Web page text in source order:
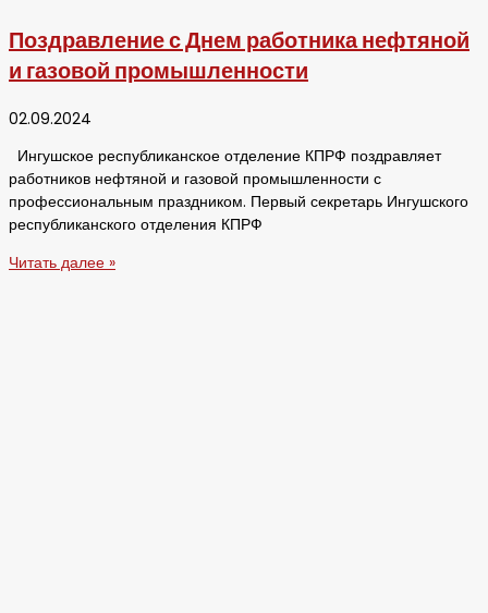
Поздравление с Днем работника нефтяной
и газовой промышленности
02.09.2024
Ингушское республиканское отделение КПРФ поздравляет
работников нефтяной и газовой промышленности с
профессиональным праздником. Первый секретарь Ингушского
республиканского отделения КПРФ
Читать далее »